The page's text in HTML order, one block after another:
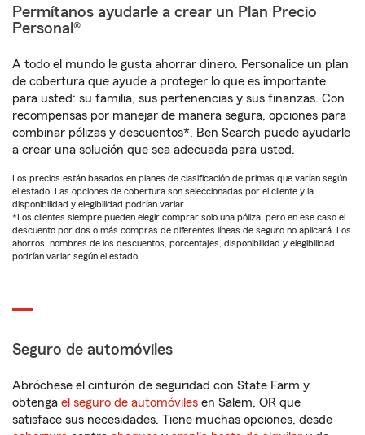
Permítanos ayudarle a crear un Plan Precio
Personal®
A todo el mundo le gusta ahorrar dinero. Personalice un plan
de cobertura que ayude a proteger lo que es importante
para usted: su familia, sus pertenencias y sus finanzas. Con
recompensas por manejar de manera segura, opciones para
combinar pólizas y descuentos*, Ben Search puede ayudarle
a crear una solución que sea adecuada para usted.
Los precios están basados en planes de clasificación de primas que varían según
el estado. Las opciones de cobertura son seleccionadas por el cliente y la
disponibilidad y elegibilidad podrían variar.
*Los clientes siempre pueden elegir comprar solo una póliza, pero en ese caso el
descuento por dos o más compras de diferentes líneas de seguro no aplicará. Los
ahorros, nombres de los descuentos, porcentajes, disponibilidad y elegibilidad
podrían variar según el estado.
Seguro de automóviles
Abróchese el cinturón de seguridad con State Farm y
obtenga el seguro de automóviles en Salem, OR que
satisface sus necesidades. Tiene muchas opciones, desde